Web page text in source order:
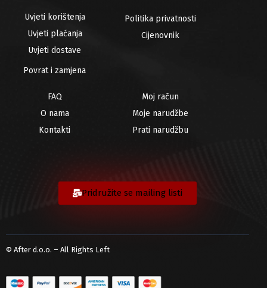
Uvjeti korištenja
Uvjeti plaćanja
Uvjeti dostave
Povrat i zamjena
Politika privatnosti
Cijenovnik
FAQ
O nama
Kontakti
Moj račun
Moje narudžbe
Prati narudžbu
Pridružite se mailing listi
© After d.o.o. – All Rights Left